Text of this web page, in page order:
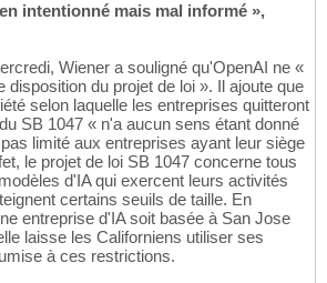
intentionné mais mal informé »,
Wiener a souligné qu'OpenAI ne «
disposition du projet de loi ». Il ajoute que
selon laquelle les entreprises quitteront
SB 1047 « n'a aucun sens étant donné
limité aux entreprises ayant leur siège
le projet de loi SB 1047 concerne tous
d'IA qui exercent leurs activités
certains seuils de taille. En
entreprise d'IA soit basée à San Jose
laisse les Californiens utiliser ses
à ces restrictions.